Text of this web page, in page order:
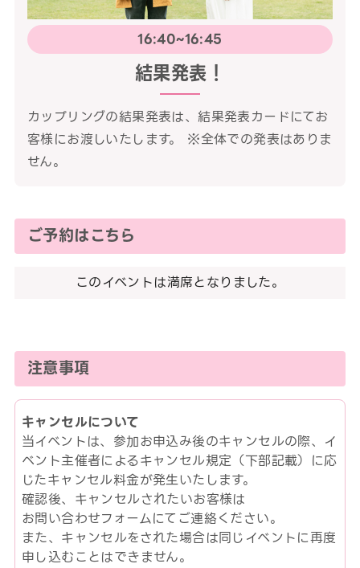
16:40~16:45
結果発表！
カップリングの結果発表は、結果発表カードにてお
客様にお渡しいたします。 ※全体での発表はありま
せん。
ご予約はこちら
このイベントは満席となりました。
注意事項
キャンセルについて
当イベントは、参加お申込み後のキャンセルの際、イ
ベント主催者によるキャンセル規定（下部記載）に応
じたキャンセル料金が発生いたします。
確認後、キャンセルされたいお客様は
お問い合わせフォームにてご連絡ください。
また、キャンセルをされた場合は同じイベントに再度
申し込むことはできません。